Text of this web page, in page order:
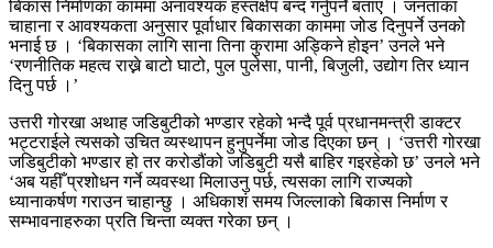
बिकास निर्माणका काममा अनावश्यक हस्तक्षेप बन्द गर्नुपर्ने बताए । जनताका
चाहाना र आवश्यकता अनुसार पूर्वाधार बिकासका काममा जोड दिनुपर्ने उनको
भनाई छ । ‘बिकासका लागि साना तिना कुरामा अड्किने होइन’ उनले भने
‘रणनीतिक महत्व राख्ने बाटो घाटो, पुल पुलेसा, पानी, बिजुली, उद्योग तिर ध्यान
दिनु पर्छ ।’
उत्तरी गोरखा अथाह जडिबुटीको भण्डार रहेको भन्दै पूर्व प्रधानमन्त्री डाक्टर
भट्टराईले त्यसको उचित व्यस्थापन हुनुपर्नेमा जोड दिएका छन् । ‘उत्तरी गोरखा
जडिबुटीको भण्डार हो तर करोडौंको जडिबुटी यसै बाहिर गइरहेको छ’ उनले भने
‘अब यहीँ प्रशोधन गर्ने व्यवस्था मिलाउनु पर्छ, त्यसका लागि राज्यको
ध्यानाकर्षण गराउन चाहान्छु । अधिकाशं समय जिल्लाको बिकास निर्माण र
सम्भावनाहरुका प्रति चिन्ता व्यक्त गरेका छन् ।